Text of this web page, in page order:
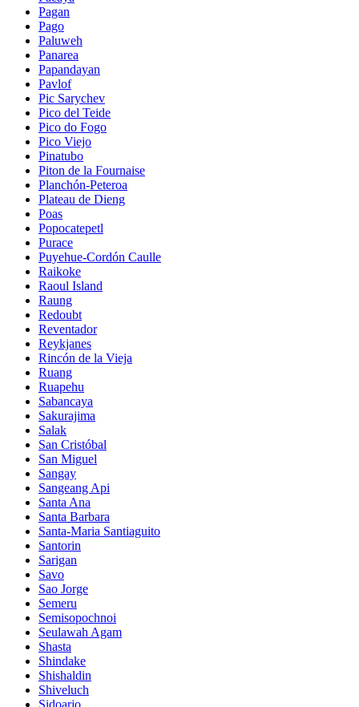
Pagan
Pago
Paluweh
Panarea
Papandayan
Pavlof
Pic Sarychev
Pico del Teide
Pico do Fogo
Pico Viejo
Pinatubo
Piton de la Fournaise
Planchón-Peteroa
Plateau de Dieng
Poas
Popocatepetl
Purace
Puyehue-Cordón Caulle
Raikoke
Raoul Island
Raung
Redoubt
Reventador
Reykjanes
Rincón de la Vieja
Ruang
Ruapehu
Sabancaya
Sakurajima
Salak
San Cristóbal
San Miguel
Sangay
Sangeang Api
Santa Ana
Santa Barbara
Santa-Maria Santiaguito
Santorin
Sarigan
Savo
Sao Jorge
Semeru
Semisopochnoi
Seulawah Agam
Shasta
Shindake
Shishaldin
Shiveluch